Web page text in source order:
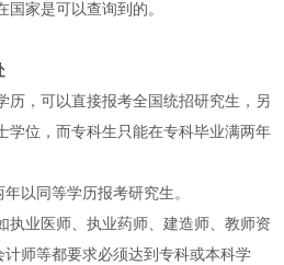
国家是可以查询到的。
历，可以直接报考全国统招研究生，另
学位，而专科生只能在专科毕业满两年
以同等学历报考研究生。
执业医师、执业药师、建造师、教师资
师等都要求必须达到专科或本科学